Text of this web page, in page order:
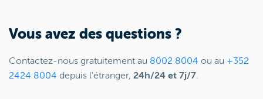
Vous avez des questions ?
Contactez-nous gratuitement au 8002 8004 ou au +352
2424 8004 depuis l'étranger, 24h/24 et 7j/7.